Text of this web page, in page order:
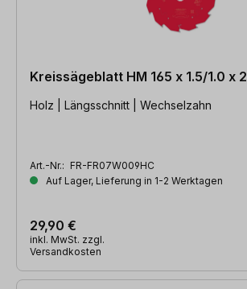
Kreissägeblatt HM 165 x 1.5/1.0 x
Holz | Längsschnitt | Wechselzahn
Art.-Nr.: FR-FR07W009HC
Auf Lager, Lieferung in 1-2 Werktagen
29,90 €
inkl. MwSt. zzgl.
Versandkosten